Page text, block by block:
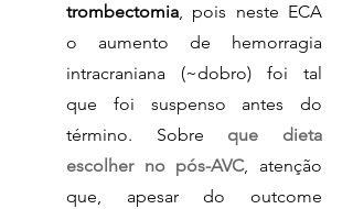
trombectomia, pois neste ECA
o aumento de hemorragia
intracraniana (~dobro) foi tal
que foi suspenso antes do
término. Sobre que dieta
escolher no pós-AVC, atenção
que, apesar do outcome